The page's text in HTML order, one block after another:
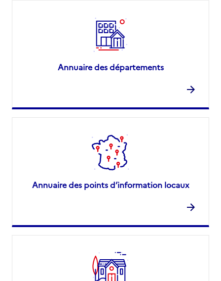
Annuaire des départements
Annuaire des points d’information locaux